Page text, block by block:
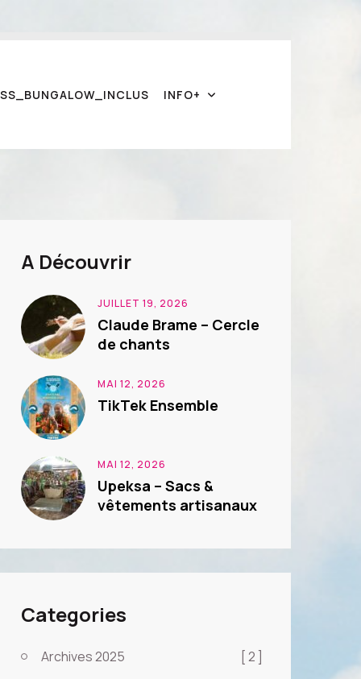
SS BUNGALOW_ INCLUS INFO+
A Découvrir
JUILLET 19, 2026
Claude Brame – Cercle
de chants
MAI 12, 2026
TikTek Ensemble
MAI 12, 2026
Upeksa – Sacs &
vêtements artisanaux
Categories
Archives 2025
[ 2 ]